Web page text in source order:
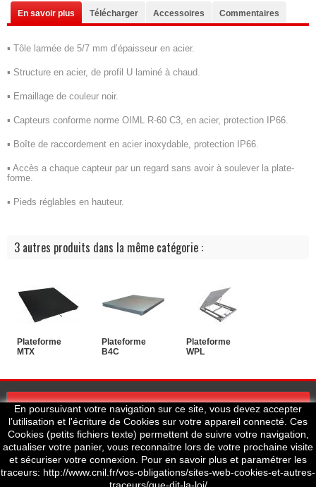
En savoir plus Télécharger Accessoires Commentaires
▪ Tôle larmée de 5/7 mm d’épaisseur en acier.
▪ Structure en acier, de profil U laminé à chaud.
▪ Emaillage de couleur noir.
▪ Capteurs conforme norme OIML R-60 C3, en acier, protection IP66.
▪ Boîte de raccordement en acier inoxydable, protection IP66.
▪ Accès a chaque capteur par un regard sans avoir à soulever la plate-
forme.
▪ Pieds réglables en hauteur.
3 autres produits dans la même catégorie :
Plateforme
MTX
Plateforme
B4C
Plateforme
WPL
INFORMATION
MON COMPTE
En poursuivant votre navigation sur ce site, vous devez accepter
l’utilisation et l'écriture de Cookies sur votre appareil connecté. Ces
Cookies (petits fichiers texte) permettent de suivre votre navigation,
actualiser votre panier, vous reconnaitre lors de votre prochaine visite
et sécuriser votre connexion. Pour en savoir plus et paramétrer les
traceurs: http://www.cnil.fr/vos-obligations/sites-web-cookies-et-autres-